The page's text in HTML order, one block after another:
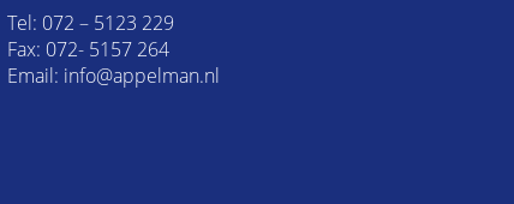
Tel: 072 – 5123 229
Fax: 072- 5157 264
Email: info@appelman.nl